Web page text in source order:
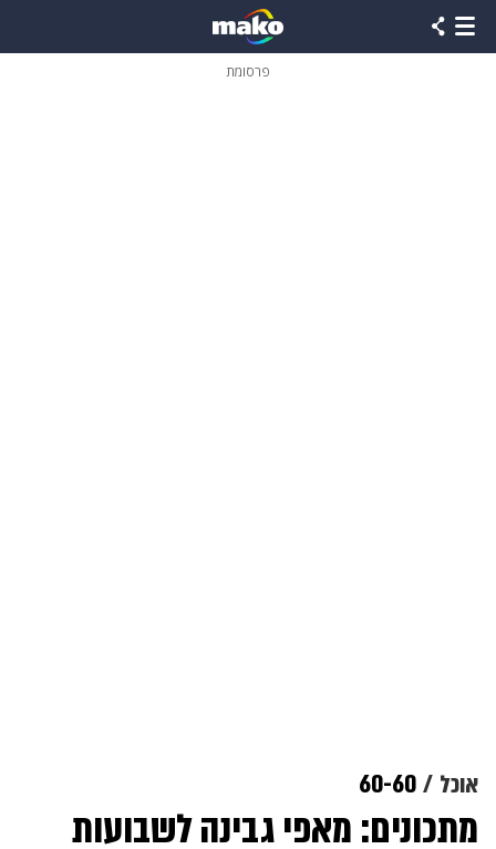
פרסומת
אוכל 60-60
מתכונים: מאפי גבינה לשבועות